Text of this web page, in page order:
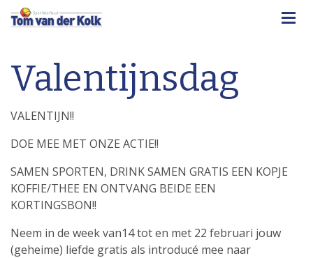
Valentijnsdag
VALENTIJN!!
DOE MEE MET ONZE ACTIE!!
SAMEN SPORTEN, DRINK SAMEN GRATIS EEN KOPJE
KOFFIE/THEE EN ONTVANG BEIDE EEN
KORTINGSBON!!
Neem in de week van14 tot en met 22 februari jouw
(geheime) liefde gratis als introducé mee naar